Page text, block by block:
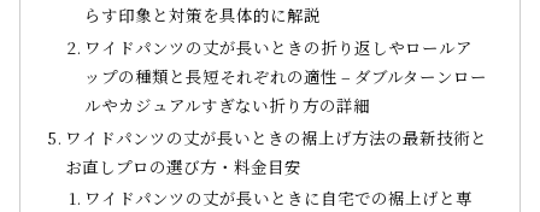
らす印象と対策を具体的に解説
ワイドパンツの丈が長いときの折り返しやロールア
ップの種類と長短それぞれの適性 – ダブルターンロー
ルやカジュアルすぎない折り方の詳細
ワイドパンツの丈が長いときの裾上げ方法の最新技術と
お直しプロの選び方・料金目安
ワイドパンツの丈が長いときに自宅での裾上げと専